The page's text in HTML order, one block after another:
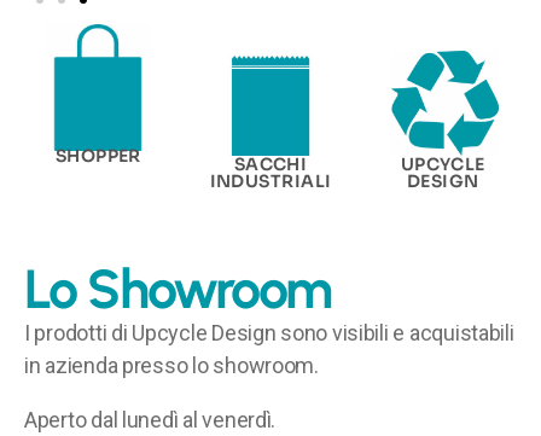
SHOPPER SACCHI
INDUSTRIALI
UPCYCLE
DESIGN
Lo Showroom
I prodotti di Upcycle Design sono visibili e acquistabili
in azienda presso lo showroom.
Aperto dal lunedì al venerdì.